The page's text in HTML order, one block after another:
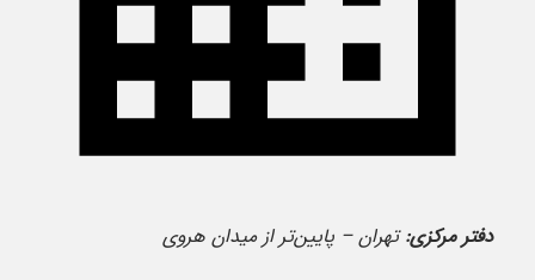
دفتر مرکزی:تهران – پایین‌تر از میدان هروی